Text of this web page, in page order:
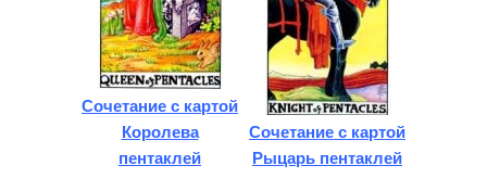
Сочетание с картой
Королева
пентаклей
Сочетание с картой
Рыцарь пентаклей